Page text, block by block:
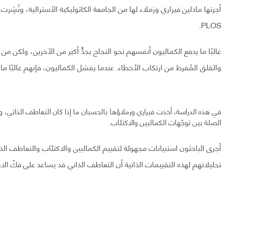
PLOS.
غالبًا ما يدفع الكماليون أنفسهم نحو النجاح بجدٍّ أكبر من الآخرين،
والقلق المُفرط من ارتكاب الأخطاء. عندما يفشل الكماليون، فإنهم غالبًا
في هذه الدراسة، أخذت فيراري وزملاؤها بالحسبان ما إذا كان التعاطف
الصلة بين توجّهات الكماليين والاكتئاب.
تحليلاتهم لهذه التقييمات الذاتية أن التعاطف الذاتي قد يساعد على فكّ